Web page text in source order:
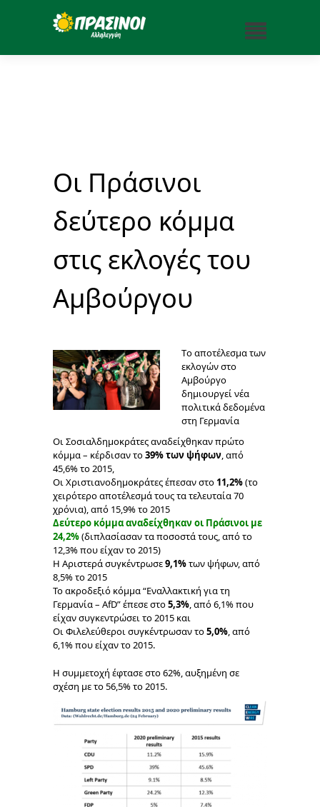
Οι Πράσινοι
δεύτερο κόμμα
στις εκλογές του
Αμβούργου
Tο αποτέλεσμα των
εκλογών στο
Αμβούργο
δημιουργεί νέα
πολιτικά δεδομένα
στη Γερμανία
Οι Σοσιαλδημοκράτες αναδείχθηκαν πρώτο
κόμμα – κέρδισαν το39% των ψήφων, από
45,6% το 2015,
Οι Χριστιανοδημοκράτες έπεσαν στο 11,2%(το
χειρότερο αποτέλεσμά τους τα τελευταία 70
χρόνια), από 15,9% το 2015
Δεύτερο κόμμα αναδείχθηκαν οι Πράσινοι με
24,2%(διπλασίασαν τα ποσοστά τους, από το
12,3% που είχαν το 2015)
Η Αριστερά συγκέντρωσε9,1%των ψήφων, από
8,5% το 2015
Το ακροδεξιό κόμμα “Εναλλακτική για τη
Γερμανία – AfD” έπεσε στο5,3%, από 6,1% που
είχαν συγκεντρώσει το 2015 και
Οι Φιλελεύθεροι συγκέντρωσαν το5,0%, από
6,1% που είχαν το 2015.
Η συμμετοχή έφτασε στο 62%, αυξημένη σε
σχέση με το 56,5% το 2015.